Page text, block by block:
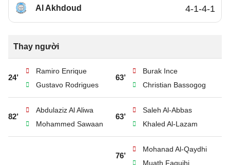
Al Akhdoud 4-1-4-1
Thay người
24’
Ramiro Enrique
Gustavo Rodrigues
63’
Burak Ince
Christian Bassogog
82’
Abdulaziz Al Aliwa
Mohammed Sawaan
63’
Saleh Al-Abbas
Khaled Al-Lazam
76’
Mohanad Al-Qaydhi
Muath Faquihi